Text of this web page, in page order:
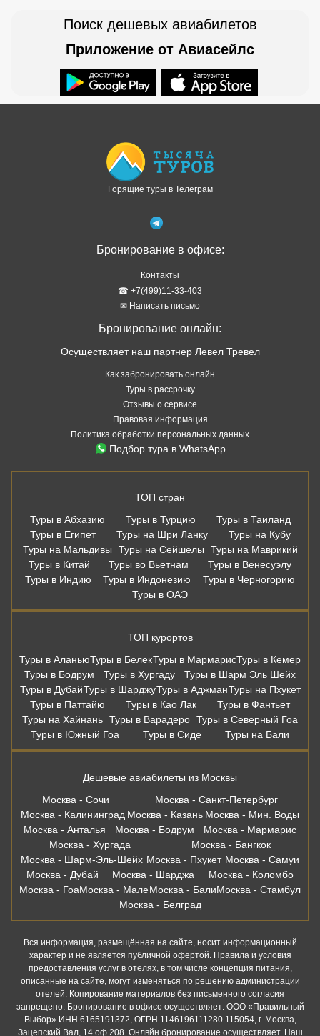
Поиск дешевых авиабилетов
Приложение от Авиасейлс
Горящие туры в Телеграм
Бронирование в офисе:
Контакты
☎ +7(499)11-33-403
✉ Написать письмо
Бронирование онлайн:
Осуществляет наш партнер Левел Тревел
Как забронировать онлайн
Туры в рассрочку
Отзывы о сервисе
Правовая информация
Политика обработки персональных данных
Подбор тура в WhatsApp
ТОП стран
Туры в Абхазию
Туры в Турцию
Туры в Таиланд
Туры в Египет
Туры на Шри Ланку
Туры на Кубу
Туры на Мальдивы
Туры на Сейшелы
Туры на Маврикий
Туры в Китай
Туры во Вьетнам
Туры в Венесуэлу
Туры в Индию
Туры в Индонезию
Туры в Черногорию
Туры в ОАЭ
ТОП курортов
Туры в АланьюТуры в БелекТуры в МармарисТуры в Кемер
Туры в Бодрум
Туры в Хургаду
Туры в Шарм Эль Шейх
Туры в ДубайТуры в ШарджуТуры в АджманТуры на Пхукет
Туры в Паттайю
Туры в Као Лак
Туры в Фантьет
Туры на Хайнань Туры в Варадеро Туры в Северный Гоа
Туры в Южный Гоа
Туры в Сиде Туры на Бали
Дешевые авиабилеты из Москвы
Москва - Сочи
Москва - Санкт-Петербург
Москва - Калининград Москва - Казань Москва - Мин. Воды
Москва - Анталья
Москва - Бодрум
Москва - Мармарис
Москва - Хургада
Москва - Бангкок
Москва - Шарм-Эль-Шейх Москва - Пхукет Москва - Самуи
Москва - Дубай
Москва - Шарджа
Москва - Коломбо
Москва - ГоаМосква - МалеМосква - БалиМосква - Стамбул
Москва - Белград
Вся информация, размещённая на сайте, носит информационный
характер и не является публичной офертой. Правила и условия
предоставления услуг в отелях, в том числе концепция питания,
описанные на сайте, могут изменяться по решению администрации
отелей. Копирование материалов без письменного согласия
запрещено. Бронирование в офисе осуществляет: ООО «Правильный
Выбор» ИНН 6165191372, ОГРН 1146196111280 115054, г. Москва,
Зацепский Вал, 14 оф 208. Онлвйн бронирование осуществляет. Наш